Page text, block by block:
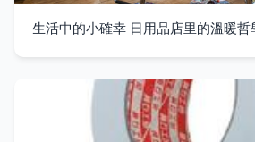
生活中的小確幸 日用品店里的溫暖